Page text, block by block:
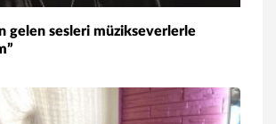
gelen sesleri müzikseverlerle